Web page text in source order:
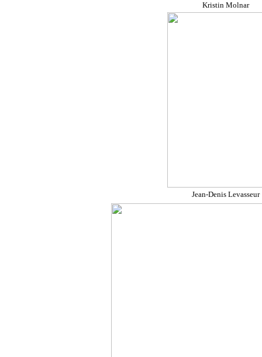
Kristin Molnar
Jean-Denis Levasseur